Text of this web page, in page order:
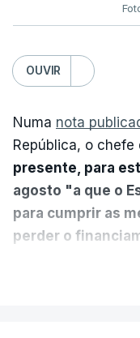
OUVIR
Numa nota
República, o chefe
presente, para
agosto "a que o
para cumprir as
perder o